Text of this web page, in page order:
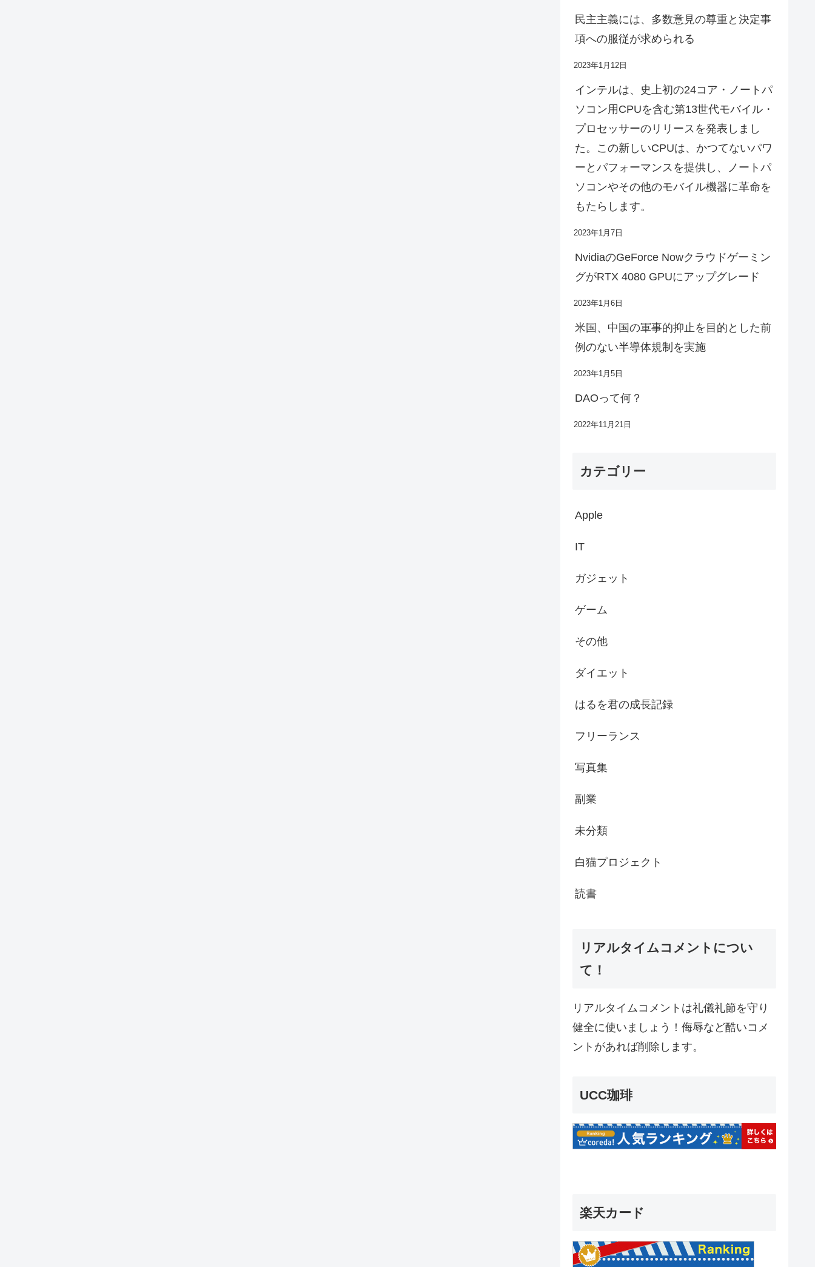
民主主義には、多数意見の尊重と決定事
項への服従が求められる
2023年1月12日
インテルは、史上初の24コア・ノートパ
ソコン用CPUを含む第13世代モバイル・
プロセッサーのリリースを発表しまし
た。この新しいCPUは、かつてないパワ
ーとパフォーマンスを提供し、ノートパ
ソコンやその他のモバイル機器に革命を
もたらします。
2023年1月7日
NvidiaのGeForce Nowクラウドゲーミン
グがRTX 4080 GPUにアップグレード
2023年1月6日
米国、中国の軍事的抑止を目的とした前
例のない半導体規制を実施
2023年1月5日
DAOって何？
2022年11月21日
カテゴリー
Apple
IT
ガジェット
ゲーム
その他
ダイエット
はるを君の成長記録
フリーランス
写真集
副業
未分類
白猫プロジェクト
読書
リアルタイムコメントについ
て！
リアルタイムコメントは礼儀礼節を守り
健全に使いましょう！侮辱など酷いコメ
ントがあれば削除します。
UCC珈琲
楽天カード